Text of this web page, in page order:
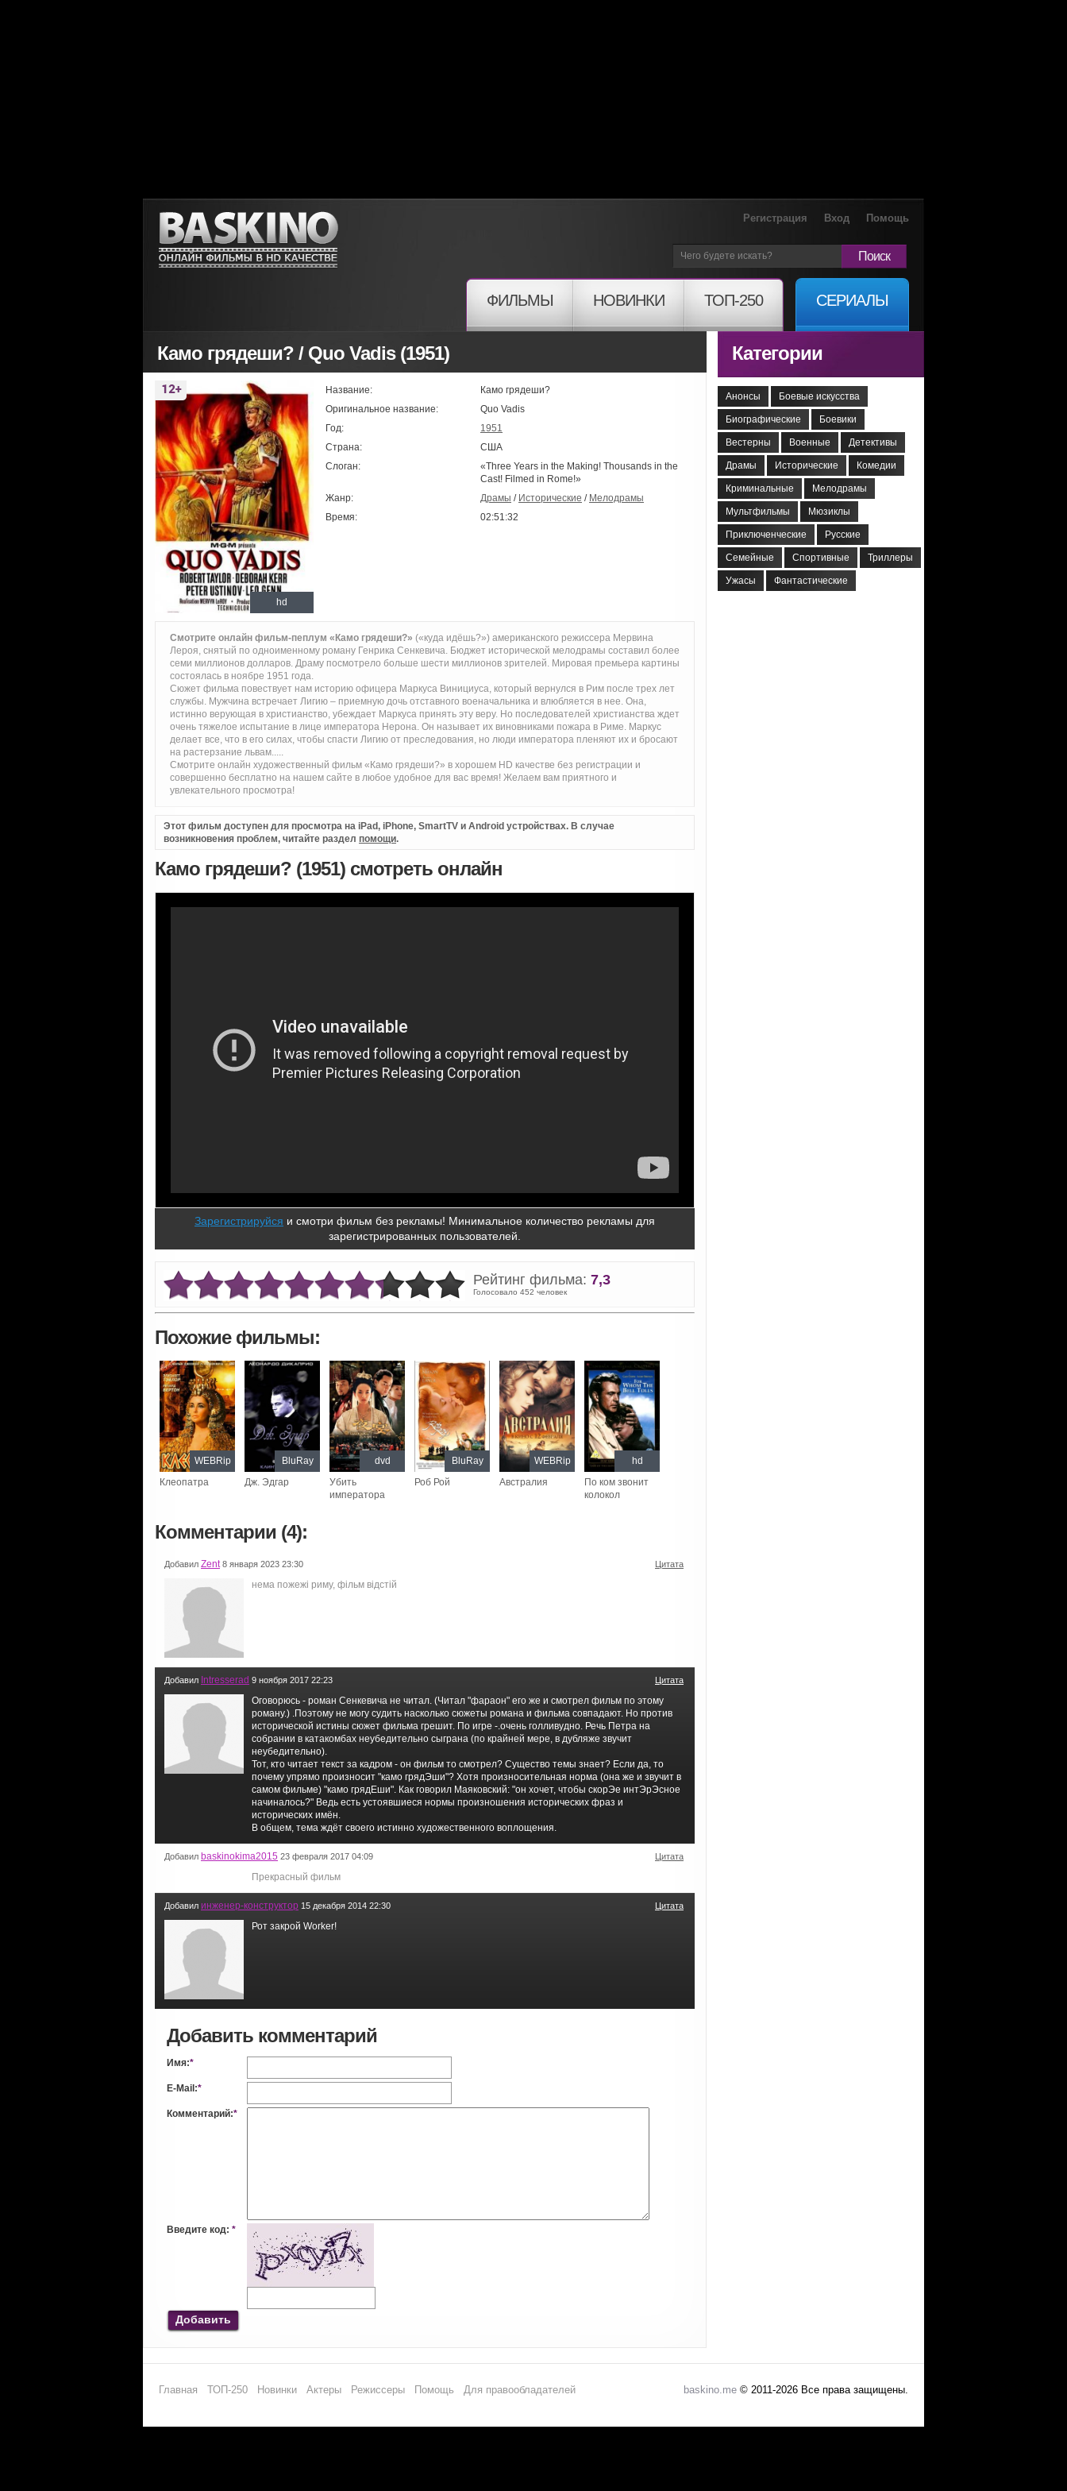
Регистрация Вход Помощь
Поиск
ФИЛЬМЫ НОВИНКИ ТОП-250 СЕРИАЛЫ
Камо грядеши? / Quo Vadis (1951)
hd
Название:
Камо грядеши?
Оригинальное название:
Quo Vadis
Год:
1951
Страна:
США
Слоган:
«Three Years in the Making! Thousands in the
Cast! Filmed in Rome!»
Жанр:
Драмы / Исторические / Мелодрамы
Время:
02:51:32
Смотрите онлайн фильм-пеплум «Камо грядеши?» («куда идёшь?») американского режиссера Мервина
Лероя, снятый по одноименному роману Генрика Сенкевича. Бюджет исторической мелодрамы составил более
семи миллионов долларов. Драму посмотрело больше шести миллионов зрителей. Мировая премьера картины
состоялась в ноябре 1951 года.
Сюжет фильма повествует нам историю офицера Маркуса Винициуса, который вернулся в Рим после трех лет
службы. Мужчина встречает Лигию – приемную дочь отставного военачальника и влюбляется в нее. Она,
истинно верующая в христианство, убеждает Маркуса принять эту веру. Но последователей христианства ждет
очень тяжелое испытание в лице императора Нерона. Он называет их виновниками пожара в Риме. Маркус
делает все, что в его силах, чтобы спасти Лигию от преследования, но люди императора пленяют их и бросают
на растерзание львам.....
Смотрите онлайн художественный фильм «Камо грядеши?» в хорошем HD качестве без регистрации и
совершенно бесплатно на нашем сайте в любое удобное для вас время! Желаем вам приятного и
увлекательного просмотра!
Этот фильм доступен для просмотра на iPad, iPhone, SmartTV и Android устройствах. В случае
возникновения проблем, читайте раздел помощи.
Камо грядеши? (1951) смотреть онлайн
Зарегистрируйся и смотри фильм без рекламы! Минимальное количество рекламы для
зарегистрированных пользователей.
Рейтинг фильма: 7,3
Голосовало 452 человек
Похожие фильмы:
Клеопатра
WEBRip
Дж. Эдгар
BluRay
Убить
императора
dvd
Роб Рой
BluRay
Австралия
WEBRip
По ком звонит
колокол
hd
Комментарии (4):
Добавил Zent 8 января 2023 23:30 Цитата
нема пожежі риму, фільм відстій
Добавил Intresserad 9 ноября 2017 22:23 Цитата
Оговорюсь - роман Сенкевича не читал. (Читал "фараон" его же и смотрел фильм по этому
роману.) .Поэтому не могу судить насколько сюжеты романа и фильма совпадают. Но против
исторической истины сюжет фильма грешит. По игре -.очень голливудно. Речь Петра на
собрании в катакомбах неубедительно сыграна (по крайней мере, в дубляже звучит
неубедительно).
Тот, кто читает текст за кадром - он фильм то смотрел? Существо темы знает? Если да, то
почему упрямо произносит "камо грядЭши"? Хотя произносительная норма (она же и звучит в
самом фильме) "камо грядЕши". Как говорил Маяковский: "он хочет, чтобы скорЭе интЭрЭсное
начиналось?" Ведь есть устоявшиеся нормы произношения исторических фраз и
исторических имён.
В общем, тема ждёт своего истинно художественного воплощения.
Добавил baskinokima2015 23 февраля 2017 04:09 Цитата
Прекрасный фильм
Добавил инженер-конструктор 15 декабря 2014 22:30 Цитата
Рот закрой Worker!
Добавить комментарий
Имя:*
E-Mail:*
Комментарий:*
Введите код: *
Добавить
Категории
Анонсы Боевые искусства
Биографические Боевики
Вестерны Военные Детективы
Драмы Исторические Комедии
Криминальные Мелодрамы
Мультфильмы Мюзиклы
Приключенческие Русские
Семейные Спортивные Триллеры
Ужасы Фантастические
Главная ТОП-250 Новинки Актеры Режиссеры Помощь Для правообладателей baskino.me © 2011-2026 Все права защищены.